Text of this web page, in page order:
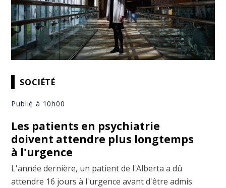
SOCIÉTÉ
Publié à 10h00
Les patients en psychiatrie
doivent attendre plus longtemps
à l'urgence
L'année dernière, un patient de l'Alberta a dû
attendre 16 jours à l'urgence avant d'être admis